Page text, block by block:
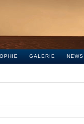
GALERIE NEWS